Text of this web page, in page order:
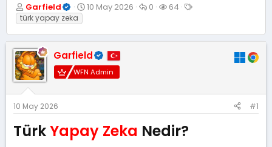
K
o
n
u
y
u
B
a
ş
l
a
t
a
Garfield
B
l
a
n
g
ı
ç
a
r
i
10 May 2026
C
a
0
G
ü
e
e
64
E
k
r
türk yapay zeka
Garfield
WFN Admin
10 May 2026 #1
TürkYapay Zeka Nedir?​